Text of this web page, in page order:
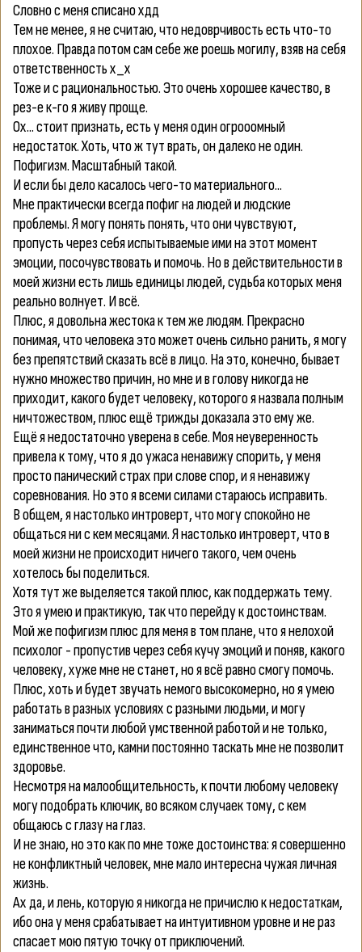
Словно с меня списано хдд
Тем не менее, я не считаю, что недоврчивость есть что-то
плохое. Правда потом сам себе же роешь могилу, взяв на себя
ответственность х_х
Тоже и с рациональностью. Это очень хорошее качество, в
рез-е к-го я живу проще.
Ох... стоит признать, есть у меня один огрооомный
недостаток. Хоть, что ж тут врать, он далеко не один.
Пофигизм. Масштабный такой.
И если бы дело касалось чего-то материального...
Мне практически всегда пофиг на людей и людские
проблемы. Я могу понять понять, что они чувствуют,
пропусть через себя испытываемые ими на этот момент
эмоции, посочувствовать и помочь. Но в действительности в
моей жизни есть лишь единицы людей, судьба которых меня
реально волнует. И всё.
Плюс, я довольна жестока к тем же людям. Прекрасно
понимая, что человека это может очень сильно ранить, я могу
без препятствий сказать всё в лицо. На это, конечно, бывает
нужно множество причин, но мне и в голову никогда не
приходит, какого будет человеку, которого я назвала полным
ничтожеством, плюс ещё трижды доказала это ему же.
Ещё я недостаточно уверена в себе. Моя неуверенность
привела к тому, что я до ужаса ненавижу спорить, у меня
просто панический страх при слове спор, и я ненавижу
соревнования. Но это я всеми силами стараюсь исправить.
В общем, я настолько интроверт, что могу спокойно не
общаться ни с кем месяцами. Я настолько интроверт, что в
моей жизни не происходит ничего такого, чем очень
хотелось бы поделиться.
Хотя тут же выделяется такой плюс, как поддержать тему.
Это я умею и практикую, так что перейду к достоинствам.
Мой же пофигизм плюс для меня в том плане, что я нелохой
психолог - пропустив через себя кучу эмоций и поняв, какого
человеку, хуже мне не станет, но я всё равно смогу помочь.
Плюс, хоть и будет звучать немого высокомерно, но я умею
работать в разных условиях с разными людьми, и могу
заниматься почти любой умственной работой и не только,
единственное что, камни постоянно таскать мне не позволит
здоровье.
Несмотря на малообщительность, к почти любому человеку
могу подобрать ключик, во всяком случаек тому, с кем
общаюсь с глазу на глаз.
И не знаю, но это как по мне тоже достоинства: я совершенно
не конфликтный человек, мне мало интересна чужая личная
жизнь.
Ах да, и лень, которую я никогда не причислю к недостаткам,
ибо она у меня срабатывает на интуитивном уровне и не раз
спасает мою пятую точку от приключений.